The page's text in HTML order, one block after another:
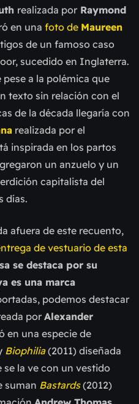
realizada por Raymond
en una foto de Maureen
de un famoso caso
sucedido en Inglaterra.
a la polémica que
texto sin relación con el
de la década llegaría con
realizada por el
inspirada en los partos
un anzuelo y un
capitalista del
días.
afuera de este recuento,
de vestuario de esta
se destaca por su
es una marca
podemos destacar
por Alexander
en una especie de
Biophilia(2011) diseñada
se la ve con un vestido
suman Bastards(2012)